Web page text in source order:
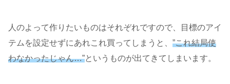
人のよって作りたいものはそれぞれですので、目標のアイ
テムを設定せずにあれこれ買ってしまうと、 ”これ結局使
わなかったじゃん…”というものが出てきてしまいます。